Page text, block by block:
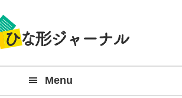
料
テ
Menu